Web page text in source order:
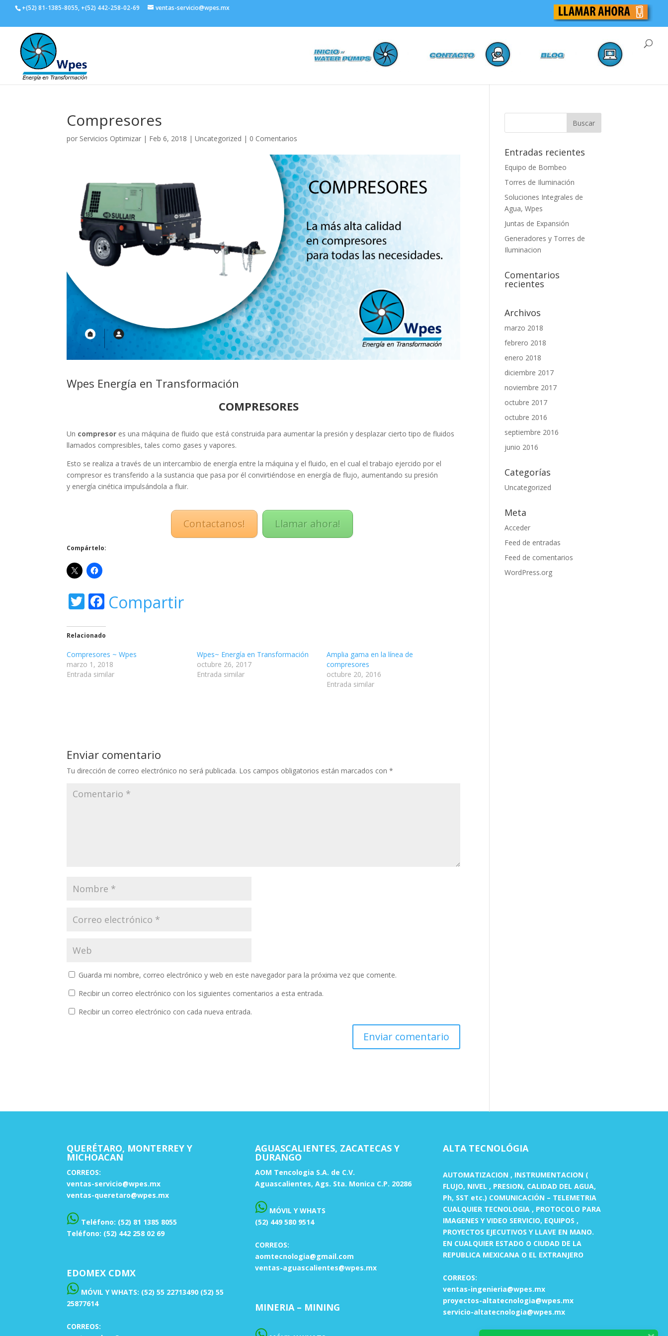
+(52) 81-1385-8055, +(52) 442-258-02-69 ventas-servicio@wpes.mx
Compresores
por Servicios Optimizar | Feb 6, 2018 |Uncategorized | 0 Comentarios
Wpes Energía en Transformación
COMPRESORES
Un compresor es una máquina de fluido que está construida para aumentar la presión y desplazar cierto tipo de fluidos
llamados compresibles, tales como gases y vapores.
Esto se realiza a través de un intercambio de energía entre la máquina y el fluido, en el cual el trabajo ejercido por el
compresor es transferido a la sustancia que pasa por él convirtiéndose en energía de flujo, aumentando su presión
y energía cinética impulsándola a fluir.
Contactanos! Llamar ahora!
Compártelo:
T
itt
er
F
e
b
o
o
Compartir
Relacionado
Compresores ~ Wpes
marzo 1, 2018
Entrada similar
Wpes~ Energía en Transformación
octubre 26, 2017
Entrada similar
Amplia gama en la línea de
compresores
octubre 20, 2016
Entrada similar
Enviar comentario
Tu dirección de correo electrónico no será publicada. Los campos obligatorios están marcados con*
Guarda mi nombre, correo electrónico y web en este navegador para la próxima vez que comente.
Recibir un correo electrónico con los siguientes comentarios a esta entrada.
Recibir un correo electrónico con cada nueva entrada.
Entradas recientes
Equipo de Bombeo
Torres de Iluminación
Soluciones Integrales de
Agua, Wpes
Juntas de Expansión
Generadores y Torres de
Iluminacion
Comentarios
recientes
Archivos
marzo 2018
febrero 2018
enero 2018
diciembre 2017
noviembre 2017
octubre 2017
octubre 2016
septiembre 2016
junio 2016
Categorías
Uncategorized
Meta
Acceder
Feed de entradas
Feed de comentarios
WordPress.org
QUERÉTARO, MONTERREY Y
MICHOACAN
CORREOS:
ventas-servicio@wpes.mx
ventas-queretaro@wpes.mx
Teléfono: (52) 81 1385 8055
Teléfono: (52) 442 258 02 69
EDOMEX CDMX
MÓVIL Y WHATS: (52) 55 22713490 (52) 55
25877614
CORREOS:
AGUASCALIENTES, ZACATECAS Y
DURANGO
AOM Tencologia S.A. de C.V.
Aguascalientes, Ags. Sta. Monica C.P. 20286
MÓVIL Y WHATS
(52) 449 580 9514
CORREOS:
aomtecnologia@gmail.com
ventas-aguascalientes@wpes.mx
MINERIA – MINING
ALTA TECNOLÓGIA
AUTOMATIZACION , INSTRUMENTACION (
FLUJO, NIVEL , PRESION, CALIDAD DEL AGUA,
Ph, SST etc.) COMUNICACIÓN – TELEMETRIA
CUALQUIER TECNOLOGIA , PROTOCOLO PARA
IMAGENES Y VIDEO SERVICIO, EQUIPOS ,
PROYECTOS EJECUTIVOS Y LLAVE EN MANO.
EN CUALQUIER ESTADO O CIUDAD DE LA
REPUBLICA MEXICANA O EL EXTRANJERO
CORREOS:
ventas-ingenieria@wpes.mx
proyectos-altatecnologia@wpes.mx
servicio-altatecnologia@wpes.mx